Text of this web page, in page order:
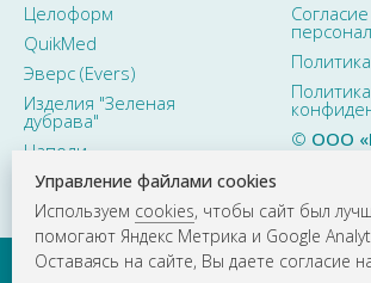
Целоформ
QuikMed
Эверс (Evers)
Изделия "Зеленая
дубрава"
Наполи
Политика
© ООО
Управление файлами cookies
Используем cookies, чтобы сайт был
помогают Яндекс Метрика и Google
Оставаясь на сайте, Вы даете согласие